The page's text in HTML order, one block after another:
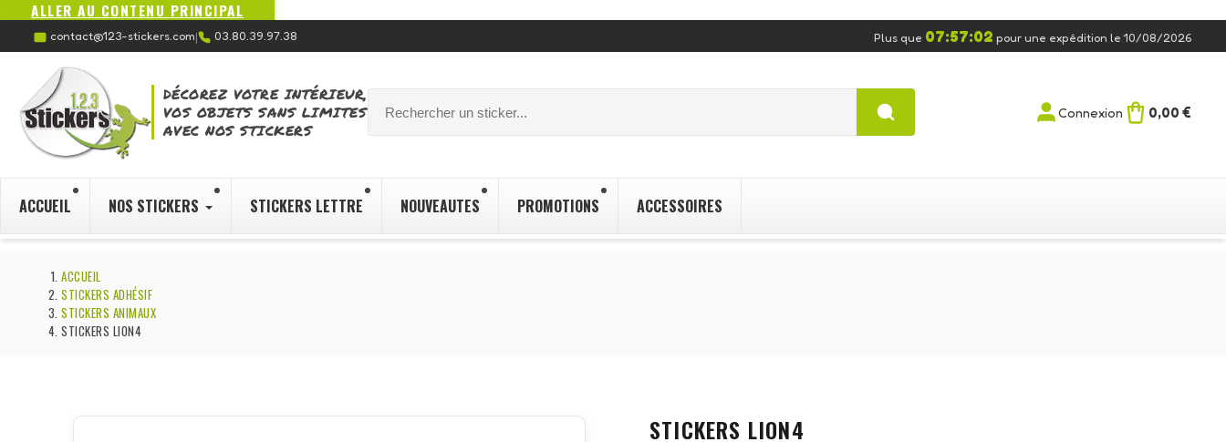
ALLER AU CONTENU PRINCIPAL
contact@123-stickers.com| 03.80.39.97.38 Plus que 07:57:02 pour une expédition le 10/08/2026
DÉCOREZ VOTRE INTÉRIEUR,
VOS OBJETS SANS LIMITES
AVEC NOS STICKERS
Connexion 0,00 €
ACCUEIL NOS STICKERS STICKERS LETTRE NOUVEAUTES PROMOTIONS ACCESSOIRES
ACCUEIL
STICKERS ADHÉSIF
STICKERS ANIMAUX
STICKERS LION4
STICKERS LION4